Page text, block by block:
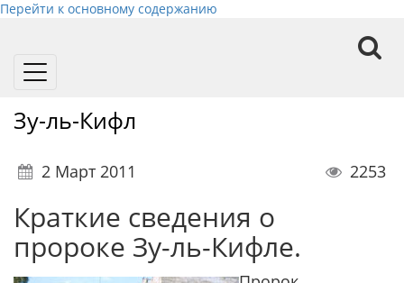
Перейти к основному содержанию
Toggle
Зу-ль-Кифл
2 Март 2011 2253
Краткие сведения о
пророке Зу-ль-Кифле.